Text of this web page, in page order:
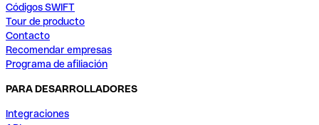
Códigos SWIFT
Tour de producto
Contacto
Recomendar empresas
Programa de afiliación
PARA DESARROLLADORES
Integraciones